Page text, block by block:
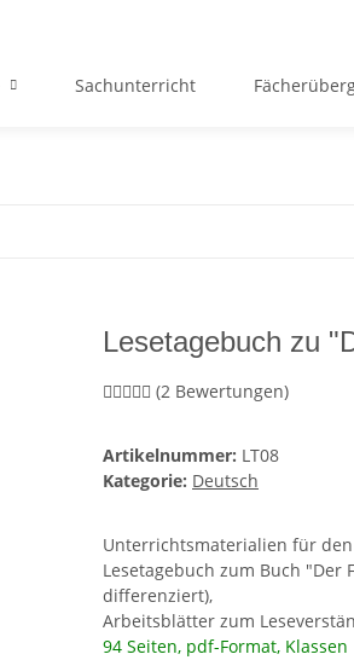
Sachunterricht
Lesetagebuch zu
(2 Bewertungen)
Artikelnummer: LT08
Kategorie: Deutsch
Unterrichtsmaterialien für
Lesetagebuch zum Buch "Der
differenziert),
Arbeitsblätter zum
94 Seiten, pdf-Format, Klassen